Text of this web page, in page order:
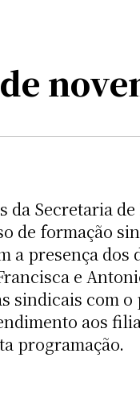
da Secretaria
de formação
a presença
e
sindicais com
aos
programação.